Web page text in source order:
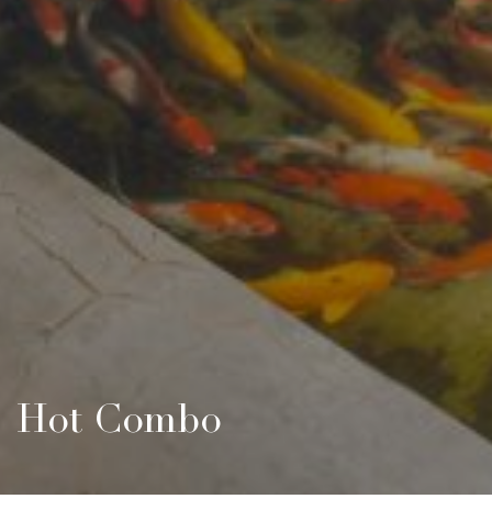
Hot Combo